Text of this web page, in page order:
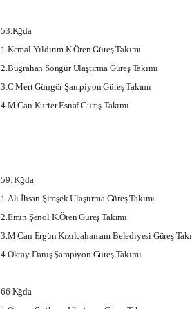
53.Kğda
1.Kemal Yıldırım K.Ören Güreş Takımı
2.Buğrahan Songür Ulaştırma Güreş Takımı
3.C .Mert Güngör Şampiyon Güreş Takımı
4.M.Can Kurter Esnaf Güreş Takımı
59. Kğda
1.Ali İhsan Şimşek Ulaştırma Güreş Takımı
2.Emin Şenol K.Ören Güreş Takımı
3.M.Can Ergün Kızılcahamam Belediyesi Güreş
4.Oktay Danış Şampiyon Güreş Takımı
66 Kğda